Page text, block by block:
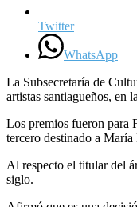
Twitter
WhatsApp
La Subsecretaría de
artistas santiagueños, en
Los premios fueron para
tercero destinado a
Al respecto el titular del
siglo.